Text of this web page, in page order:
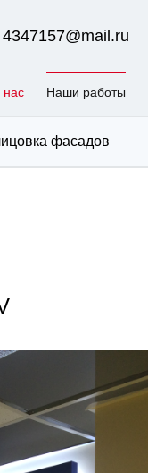
4347157@mail.ru
Наши работы
фасадов